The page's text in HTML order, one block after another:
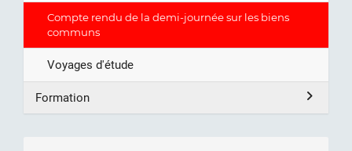
Compte rendu de la demi-journée sur les biens
communs
Voyages d'étude
Formation